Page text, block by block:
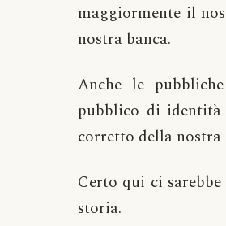
maggiormente il
nostra banca.
Anche le
pubblico di
corretto della
Certo qui ci
storia.